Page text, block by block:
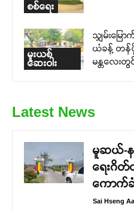
စစ်ရေး
မူးယစ်
ဆေးဝါး
သျှမ်းမြ
ယံခန့် တန်ဖို
မန္တလေးတွ
Latest News
မူဆယ်-န
ရေးဂိတ်
ကောက်
Sai Hseng